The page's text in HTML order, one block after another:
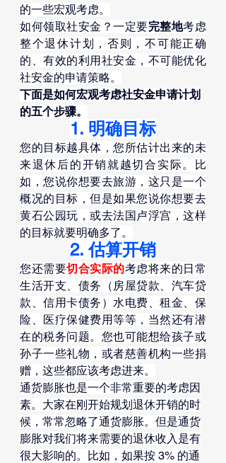
的一些宏观考虑。
如何领取社安金？一定要完整地考虑
整个退休计划，否则，不可能正确
的、有效的利用社安金，不可能优化
社安金的申请策略。
下面是如何宏观考虑社安金申请计划
的五个步骤。
1. 明确目标
您的目标越具体，您所估计出来的未
来退休后的开销就越切合实际。比
如，您说你想要去旅游，这只是一个
概况的目标，但是如果您说你想要去
黄石公园玩，或去法国卢浮宫，这样
的目标就要明确多了。
2. 估算开销
您还需要切合实际的考虑将来的日常
生活开支、债务（房屋贷款、汽车贷
款、信用卡债务）水电费、租金、保
险、医疗保健费用等等，当然还有潜
在的税务问题。您也可能想给孩子或
孙子一些礼物，或者慈善机构一些捐
赠，这些都应该考虑进来。
通货膨胀也是一个非常重要的考虑因
素。大家在刚开始规划退休开销的时
候，常常忽略了通货膨胀。但是通货
膨胀对我们将来需要的退休收入是有
很大影响的。比如，如果按 3% 的通